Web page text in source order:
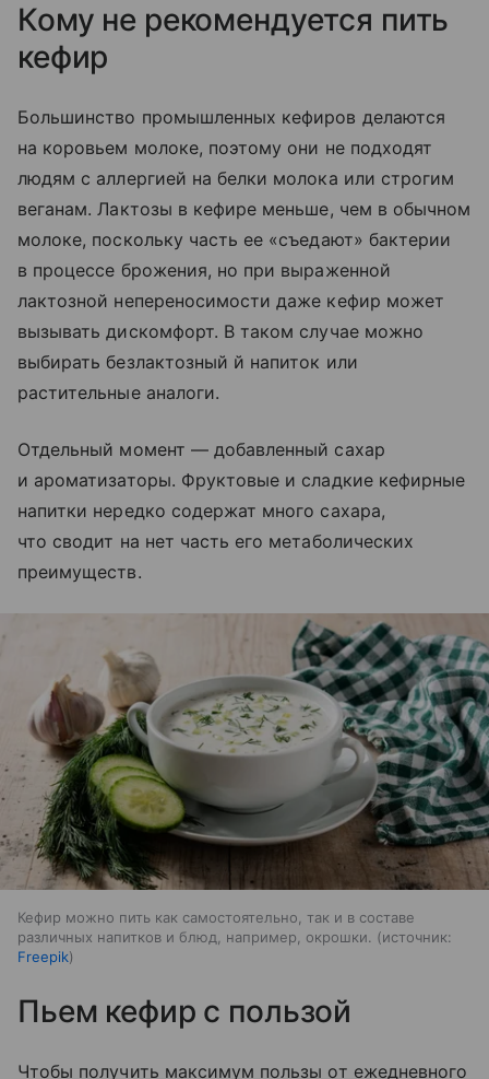
Кому не рекомендуется пить
кефир
Большинство промышленных кефиров делаются
на коровьем молоке, поэтому они не подходят
людям с аллергией на белки молока или строгим
веганам. Лактозы в кефире меньше, чем в обычном
молоке, поскольку часть ее «съедают» бактерии
в процессе брожения, но при выраженной
лактозной непереносимости даже кефир может
вызывать дискомфорт. В таком случае можно
выбирать безлактозный й напиток или
растительные аналоги.
Отдельный момент — добавленный сахар
и ароматизаторы. Фруктовые и сладкие кефирные
напитки нередко содержат много сахара,
что сводит на нет часть его метаболических
преимуществ.
Кефир можно пить как самостоятельно, так и в составе
различных напитков и блюд, например, окрошки.
источник:
Freepik
Пьем кефир с пользой
Чтобы получить максимум пользы от ежедневного